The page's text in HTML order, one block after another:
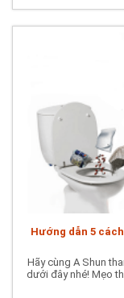
Hướng dẫn 5
Hãy cùng A Shun
dưới đây nhé! Mẹo